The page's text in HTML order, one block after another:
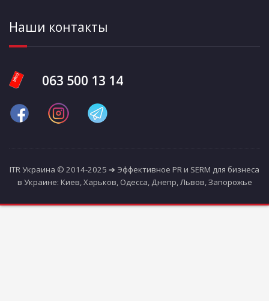
Наши контакты
063 500 13 14
ITR Украина © 2014-2025 ➔ Эффективное PR и SERM для бизнеса
в Украине: Киев, Харьков, Одесса, Днепр, Львов, Запорожье